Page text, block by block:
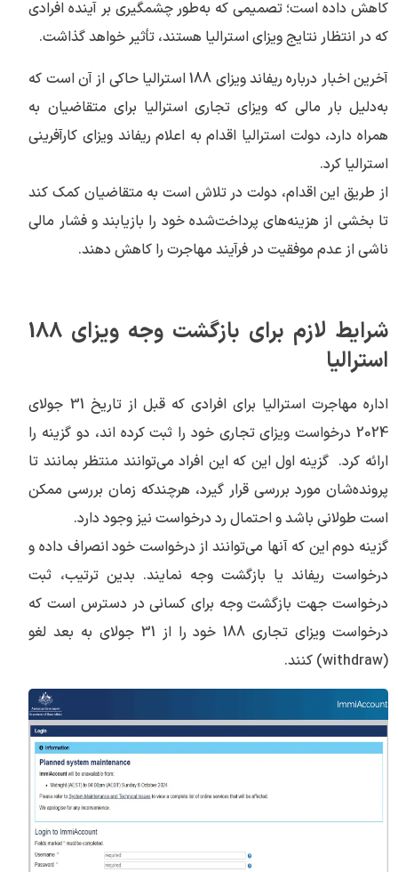
کاهش داده است؛ تصمیمی که به‌طور چشمگیری بر آینده افرادی
که در انتظار نتایج ویزای استرالیا هستند، تأثیر خواهد گذاشت.
آخرین اخبار درباره ریفاند ویزای 188 استرالیا حاکی از آن است که
به‌دلیل بار مالی که ویزای تجاری استرالیا برای متقاضیان به
همراه دارد، دولت استرالیا اقدام به اعلام ریفاند ویزای کارآفرینی
استرالیا کرد.
از طریق این اقدام، دولت در تلاش است به متقاضیان کمک کند
تا بخشی از هزینه‌های پرداخت‌شده خود را بازیابند و فشار مالی
ناشی از عدم موفقیت در فرآیند مهاجرت را کاهش دهند.
شرایط لازم برای بازگشت وجه ویزای 188
استرالیا
اداره مهاجرت استرالیا برای افرادی که قبل از تاریخ 31 جولای
2024 درخواست ویزای تجاری خود را ثبت کرده اند، دو گزینه را
ارائه کرد. گزینه اول این که این افراد می‌توانند منتظر بمانند تا
پرونده‌شان مورد بررسی قرار گیرد، هرچندکه زمان بررسی ممکن
است طولانی باشد و احتمال رد درخواست نیز وجود دارد.
گزینه دوم این که آنها می‌توانند از درخواست خود انصراف داده و
درخواست ریفاند یا بازگشت وجه نمایند. بدین ترتیب، ثبت
درخواست جهت بازگشت وجه برای کسانی در دسترس است که
درخواست ویزای تجاری 188 خود را از 31 جولای به بعد لغو
(withdraw) کنند.